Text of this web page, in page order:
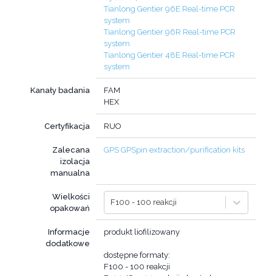
Tianlong Gentier 96E Real-time PCR
system
Tianlong Gentier 96R Real-time PCR
system
Tianlong Gentier 48E Real-time PCR
system
Kanały badania
FAM
HEX
Certyfikacja RUO
Zalecana
izolacja
manualna
GPS GPSpin extraction/purification kits
Wielkości
opakowań
F100 - 100 reakcji
Informacje
dodatkowe
produkt liofilizowany
dostępne formaty:
F100 - 100 reakcji